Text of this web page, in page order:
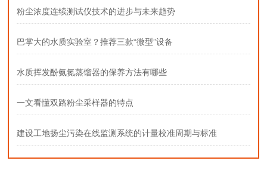
粉尘浓度连续测试仪技术的进步与未来趋势
巴掌大的水质实验室？推荐三款“微型”设备
水质挥发酚氨氮蒸馏器的保养方法有哪些
一文看懂双路粉尘采样器的特点
建设工地扬尘污染在线监测系统的计量校准周期与标准